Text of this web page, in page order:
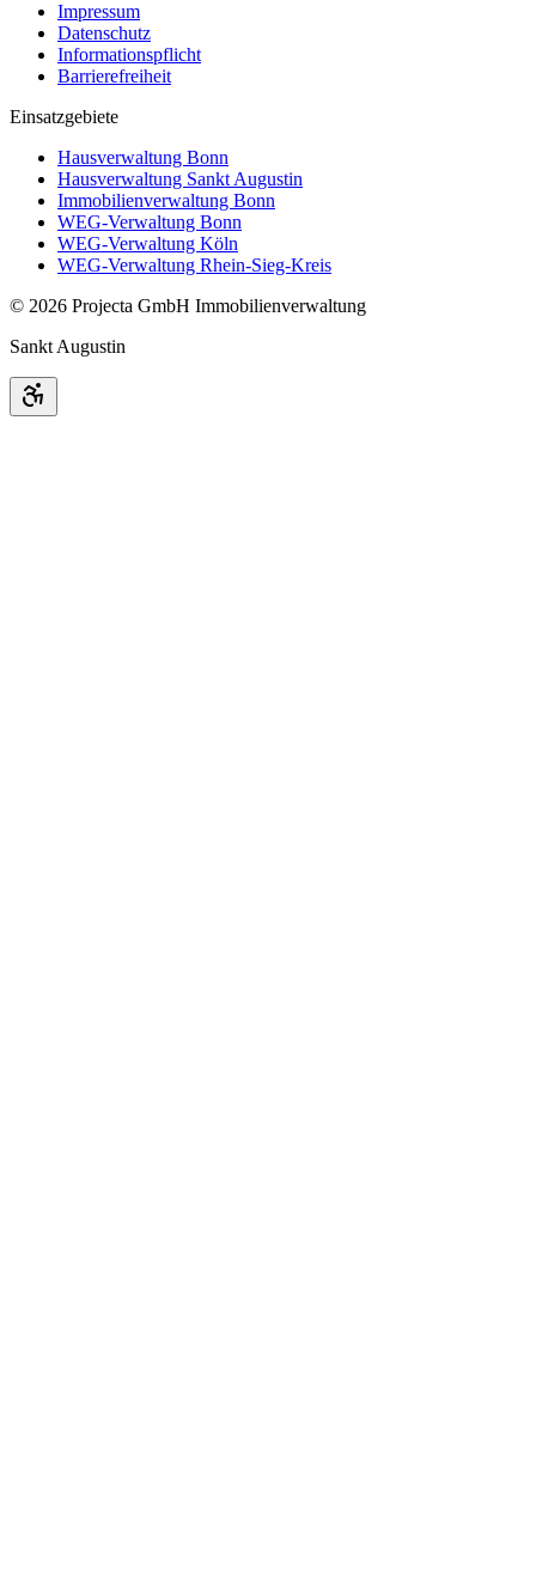
Impressum
Datenschutz
Informationspflicht
Barrierefreiheit
Einsatzgebiete
Hausverwaltung Bonn
Hausverwaltung Sankt Augustin
Immobilienverwaltung Bonn
WEG-Verwaltung Bonn
WEG-Verwaltung Köln
WEG-Verwaltung Rhein-Sieg-Kreis
© 2026 Projecta GmbH Immobilienverwaltung
Sankt Augustin